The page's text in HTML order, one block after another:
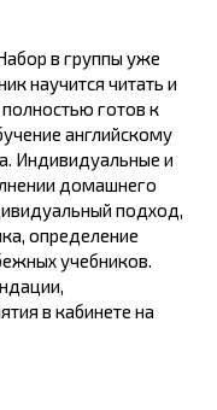
в группы уже
научится читать и
готов к
английскому
Индивидуальные и
домашнего
подход,
определение
учебников.
в кабинете на